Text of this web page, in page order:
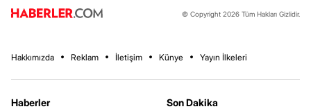
© Copyright 2026 Tüm Hakları Gizlidir.
Hakkımızda Reklam İletişim Künye Yayın İlkeleri
Haberler
Son Dakika